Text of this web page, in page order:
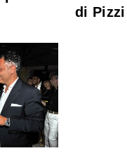
di Pizzi